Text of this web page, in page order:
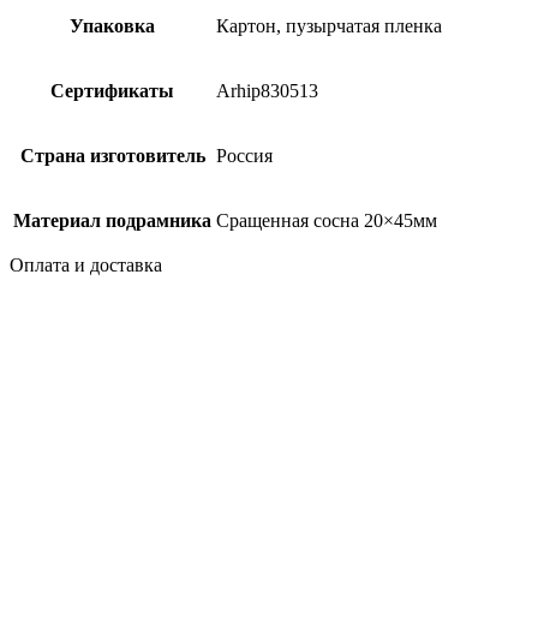
Упаковка Картон, пузырчатая пленка
Сертификаты Arhip830513
Страна изготовитель Россия
Материал подрамника Сращенная сосна 20×45мм
Оплата и доставка